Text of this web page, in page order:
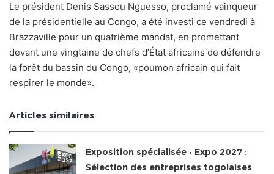
Le président Denis Sassou Nguesso, proclamé vainqueur
de la présidentielle au Congo, a été investi ce vendredi à
Brazzaville pour un quatrième mandat, en promettant
devant une vingtaine de chefs d’État africains de défendre
la forêt du bassin du Congo, «poumon africain qui fait
respirer le monde».
Articles similaires
Exposition spécialisée • Expo 2027 :
Sélection des entreprises togolaises